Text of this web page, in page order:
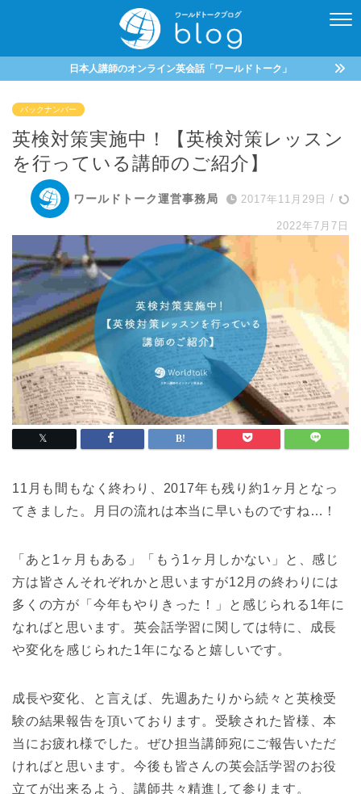
日本人講師のオンライン英会話「ワールドトーク」
バックナンバー
英検対策実施中！【英検対策レッスン
を行っている講師のご紹介】
ワールドトーク運営事務局 2017年11月29日 /
2022年7月7日
11月も間もなく終わり、2017年も残り約1ヶ月となっ
てきました。月日の流れは本当に早いものですね…！
「あと1ヶ月もある」「もう1ヶ月しかない」と、感じ
方は皆さんそれぞれかと思いますが12月の終わりには
多くの方が「今年もやりきった！」と感じられる1年に
なればと思います。英会話学習に関しては特に、成長
や変化を感じられた1年になると嬉しいです。
成長や変化、と言えば、先週あたりから続々と英検受
験の結果報告を頂いております。受験された皆様、本
当にお疲れ様でした。ぜひ担当講師宛にご報告いただ
ければと思います。今後も皆さんの英会話学習のお役
立てが出来るよう、講師共々精進して参ります。